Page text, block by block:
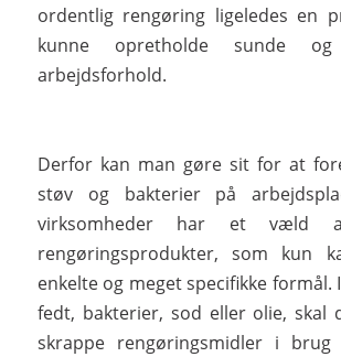
ordentlig rengøring ligeledes en
kunne opretholde sunde og
arbejdsforhold.
Derfor kan man gøre sit for at
støv og bakterier på
virksomheder har et væld
rengøringsprodukter, som kun
enkelte og meget specifikke formål.
fedt, bakterier, sod eller olie, skal
skrappe rengøringsmidler i